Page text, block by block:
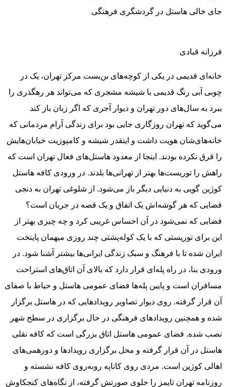
جای خالی هاستل در گردشگری فرهنگی
فرزانه قبادی
خانه‌ای قدیمی در یکی از کوچه‌های بن‌بست مرکز تهران، یک در
چوبی آبی رنگ قدیمی با شیشه مشجری که می‌تواند هر رهگذری را
ببرد به سال‌های دور تهران و دیوار آجری که اگر زبان باز کند
می‌گوید که تهران روزگاری جایی بود برای زندگی آرام مردمانی که
خانه‌های‌شان هویت داشت و اینقدر شیشه و کامپوزیت خیابان‌هایش
را قرق نکرده بودند. اینجا از معدود هاستل‌های فعال تهران است که
راهش را توریست‌ها بهتر از تهرانی‌ها بلدند. در ورودی کافه هاستل
کوژین گویی به دنیایی دیگر باز می‌شود. از شلوغی تهران به دنجی
فضایی که هر گوشه‌اش یک اتفاق و یک قصه در جریان است؟
فضایی که نمی‌شود در آن احساس غریبی کرد و چه چیزی بهتر از
این برای توریستی که با یک کوله‌پشتی چند روزی میهمان پایتخت
ایران شده تا با فرهنگ و سبک زندگی ایرانی‌ها بیشتر آشنا شود. در
ورودی بنا، در راه پله‌ای قرار دارد که بالای آن اتاق‌های استراحت
مسافران است و پایین پله‌ها فضای عمومی هاستل و حیاط با صفای
آن قرار گرفته. روی دیوار تصاویر رویدادهایی که در هاستل برگزار
شده و همچنین رویدادهای فرهنگی در حال برگزاری در سطح شهر
نصب شده. فضای عمومی هاستل اتاق بزرگی است که کافه نقلی
هاستل در آن قرار گرفته و محل برگزاری رویدادها و دورهمی‌های
اهالی کوژین است. مردی روی کاناپه روبه‌روی کافه نشسته و
روزنامه تهران تایمز را جلوی صورتش گرفته، از نگاه‌های کنجکاوش